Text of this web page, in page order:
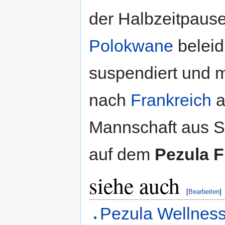
der
Polokwane
suspendiert und
nach Frankreich
Mannschaft aus
auf dem Pezula
siehe auch [Bearbeiten]
Pezula